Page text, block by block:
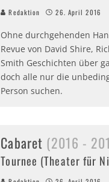
Redaktion 26. April 2016
Ohne durchgehenden
Revue von David Shire,
Smith Geschichten über
doch alle nur die
Person suchen.
Cabaret (2016 -
Tournee (Theater für